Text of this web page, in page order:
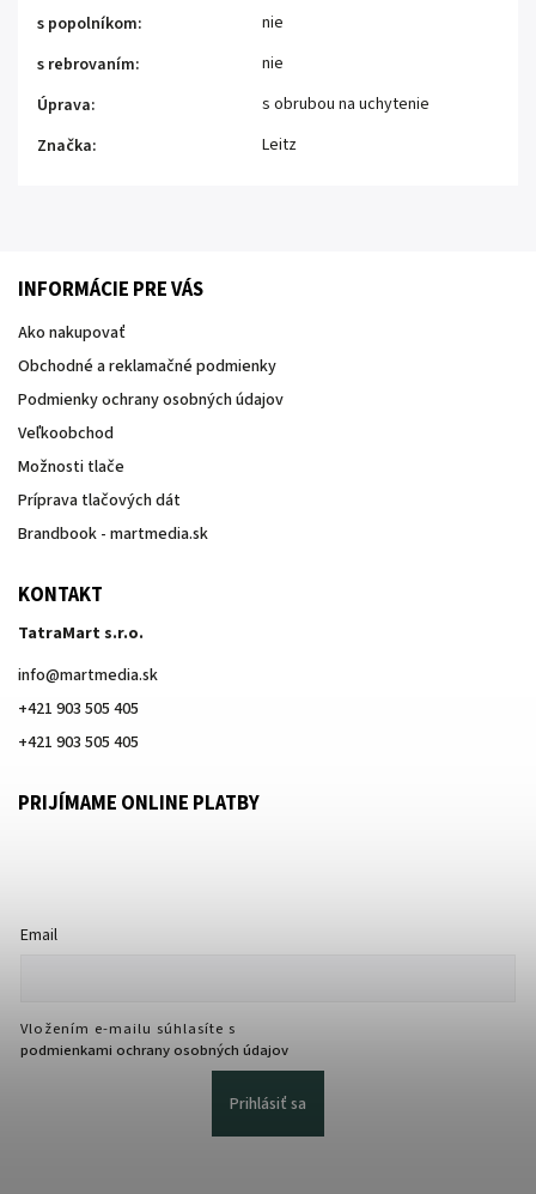
s popolníkom:
nie
s rebrovaním:
nie
Úprava:
s obrubou na uchytenie
Značka: Leitz
INFORMÁCIE PRE VÁS
Ako nakupovať
Obchodné a reklamačné podmienky
Podmienky ochrany osobných údajov
Veľkoobchod
Možnosti tlače
Príprava tlačových dát
Brandbook - martmedia.sk
KONTAKT
TatraMart s.r.o.
info@martmedia.sk
+421 903 505 405
+421 903 505 405
PRIJÍMAME ONLINE PLATBY
Email
Vložením e-mailu súhlasíte s
podmienkami ochrany osobných údajov
Prihlásiť sa